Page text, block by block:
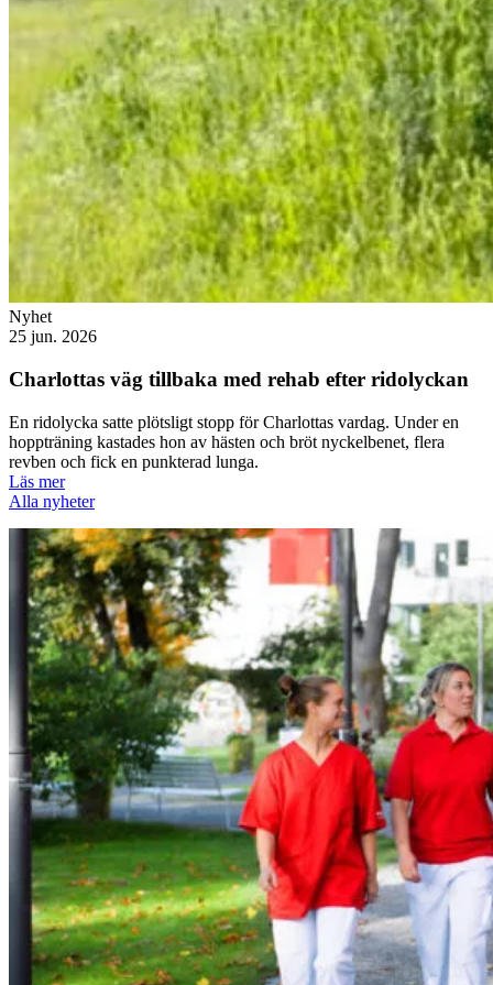
Nyhet
25 jun. 2026
Charlottas väg tillbaka med rehab efter ridolyckan
En ridolycka satte plötsligt stopp för Charlottas vardag. Under en
hoppträning kastades hon av hästen och bröt nyckelbenet, flera
revben och fick en punkterad lunga.
Läs mer
Alla nyheter